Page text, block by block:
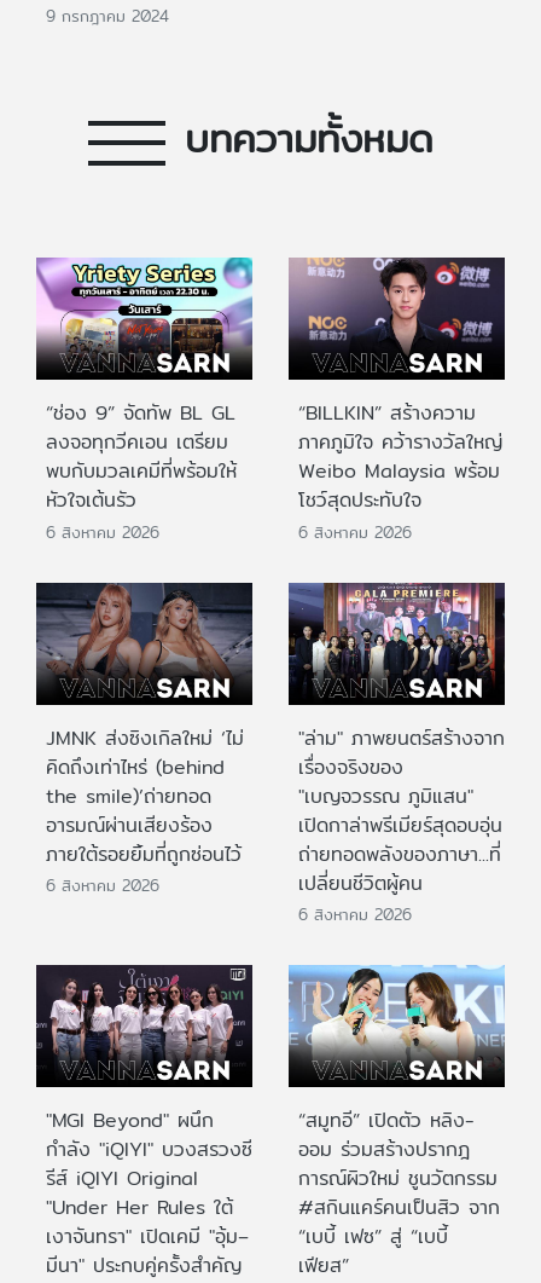
9 กรกฎาคม 2024
บทความทั้งหมด
“ช่อง 9” จัดทัพ BL GL
ลงจอทุกวีคเอน เตรียม
พบกับมวลเคมีที่พร้อมให้
หัวใจเต้นรัว
6 สิงหาคม 2026
“BILLKIN” สร้างความ
ภาคภูมิใจ คว้ารางวัลใหญ่
Weibo Malaysia พร้อม
โชว์สุดประทับใจ
6 สิงหาคม 2026
JMNK ส่งซิงเกิลใหม่ ‘ไม่
คิดถึงเท่าไหร่ (behind
the smile)’ถ่ายทอด
อารมณ์ผ่านเสียงร้อง
ภายใต้รอยยิ้มที่ถูกซ่อนไว้
6 สิงหาคม 2026
"ล่าม" ภาพยนตร์สร้างจาก
เรื่องจริงของ
"เบญจวรรณ ภูมิแสน"
เปิดกาล่าพรีเมียร์สุดอบอุ่น
ถ่ายทอดพลังของภาษา...ที่
เปลี่ยนชีวิตผู้คน
6 สิงหาคม 2026
"MGI Beyond" ผนึก
กำลัง "iQIYI" บวงสรวงซี
รีส์ iQIYI Original
"Under Her Rules ใต้
เงาจันทรา" เปิดเคมี "อุ้ม–
มีนา" ประกบคู่ครั้งสำคัญ
“สมูทอี” เปิดตัว หลิง-
ออม ร่วมสร้างปรากฎ
การณ์ผิวใหม่ ชูนวัตกรรม
#สกินแคร์คนเป็นสิว จาก
“เบบี้ เฟซ” สู่ “เบบี้
เฟียส”